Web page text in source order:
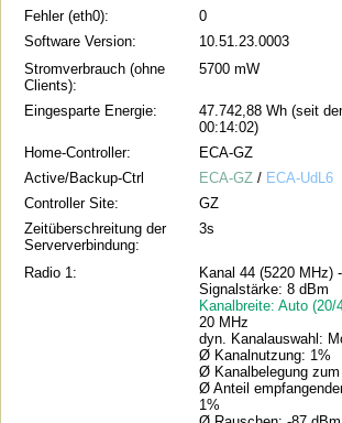
Fehler (eth0):
0
Software Version:
10.51.23.0003
Stromverbrauch (ohne
Clients):
5700 mW
Eingesparte Energie:
47.742,88 Wh (seit
00:14:02)
Home-Controller:
ECA-GZ
Active/Backup-Ctrl
ECA-GZ / ECA-UdL6
Controller Site:
GZ
Zeitüberschreitung der
Serververbindung:
3s
Radio 1:
Kanal 44 (5220 MHz)
Signalstärke: 8 dBm
Kanalbreite: Auto
20 MHz
dyn. Kanalauswahl:
Ø Kanalnutzung: 1%
Ø Kanalbelegung
Ø Anteil
1%